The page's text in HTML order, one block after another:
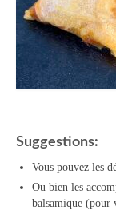
Suggestions:
Vous pouvez les
Ou bien les
balsamique (pour